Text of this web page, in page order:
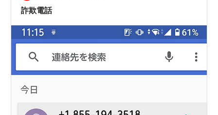
詐欺電話